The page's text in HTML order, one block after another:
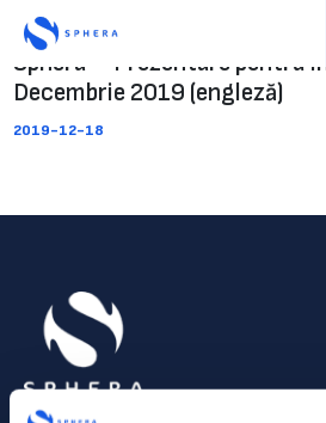
Sphera – Prezentare pentru
Decembrie 2019 (engleză)
2019-12-18